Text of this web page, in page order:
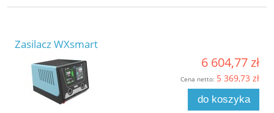
Zasilacz WXsmart
6 604,77 zł
Cena netto: 5 369,73 zł
do koszyka